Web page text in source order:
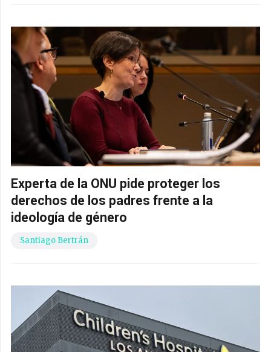
Experta de la ONU pide proteger los
derechos de los padres frente a la
ideología de género
Santiago Bertrán